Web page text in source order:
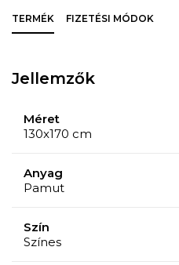
TERMÉK FIZETÉSI MÓDOK
Jellemzők
Méret
130x170 cm
Anyag
Pamut
Szín
Színes